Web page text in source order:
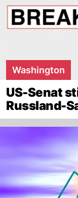
Washington
US-Senat
Russland-